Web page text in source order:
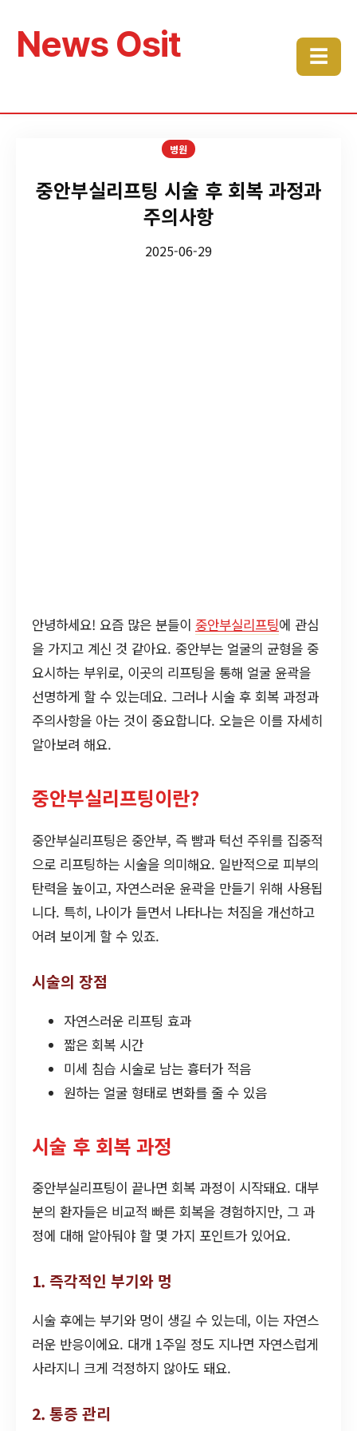
News Osit ☰
병원
중안부실리프팅 시술 후 회복 과정과
주의사항
2025-06-29
안녕하세요! 요즘 많은 분들이 중안부실리프팅에 관심
을 가지고 계신 것 같아요. 중안부는 얼굴의 균형을 중
요시하는 부위로, 이곳의 리프팅을 통해 얼굴 윤곽을
선명하게 할 수 있는데요. 그러나 시술 후 회복 과정과
주의사항을 아는 것이 중요합니다. 오늘은 이를 자세히
알아보려 해요.
중안부실리프팅이란?
중안부실리프팅은 중안부, 즉 뺨과 턱선 주위를 집중적
으로 리프팅하는 시술을 의미해요. 일반적으로 피부의
탄력을 높이고, 자연스러운 윤곽을 만들기 위해 사용됩
니다. 특히, 나이가 들면서 나타나는 처짐을 개선하고
어려 보이게 할 수 있죠.
시술의 장점
자연스러운 리프팅 효과
짧은 회복 시간
미세 침습 시술로 남는 흉터가 적음
원하는 얼굴 형태로 변화를 줄 수 있음
시술 후 회복 과정
중안부실리프팅이 끝나면 회복 과정이 시작돼요. 대부
분의 환자들은 비교적 빠른 회복을 경험하지만, 그 과
정에 대해 알아둬야 할 몇 가지 포인트가 있어요.
1. 즉각적인 부기와 멍
시술 후에는 부기와 멍이 생길 수 있는데, 이는 자연스
러운 반응이에요. 대개 1주일 정도 지나면 자연스럽게
사라지니 크게 걱정하지 않아도 돼요.
2. 통증 관리